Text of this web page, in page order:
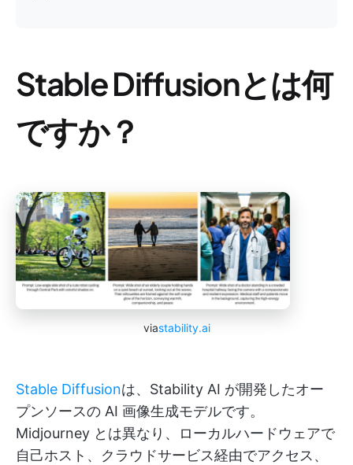
Stable Diffusionとは何
ですか？
viastability.ai
Stable Diffusionは、Stability AI が開発したオー
プンソースの AI 画像生成モデルです。
Midjourney とは異なり、ローカルハードウェアで
自己ホスト、クラウドサービス経由でアクセス、